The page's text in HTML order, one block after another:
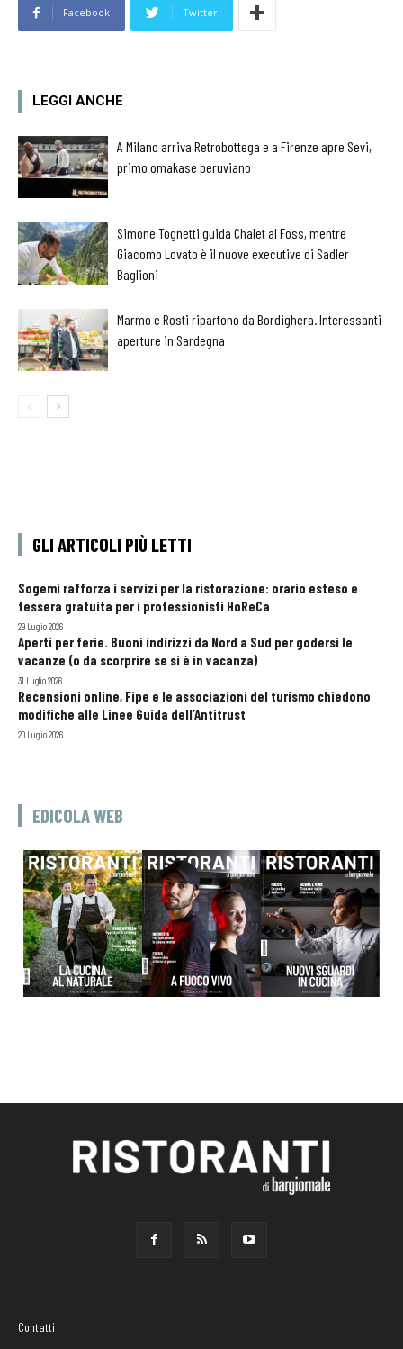
Facebook Twitter
LEGGI ANCHE
A Milano arriva Retrobottega e a Firenze apre Sevi,
primo omakase peruviano
Simone Tognetti guida Chalet al Foss, mentre
Giacomo Lovato è il nuove executive di Sadler
Baglioni
Marmo e Rosti ripartono da Bordighera. Interessanti
aperture in Sardegna
GLI ARTICOLI PIÙ LETTI
Sogemi rafforza i servizi per la ristorazione: orario esteso e
tessera gratuita per i professionisti HoReCa
29 Luglio 2026
Aperti per ferie. Buoni indirizzi da Nord a Sud per godersi le
vacanze (o da scorprire se si è in vacanza)
31 Luglio 2026
Recensioni online, Fipe e le associazioni del turismo chiedono
modifiche alle Linee Guida dell’Antitrust
20 Luglio 2026
EDICOLA WEB
Contatti